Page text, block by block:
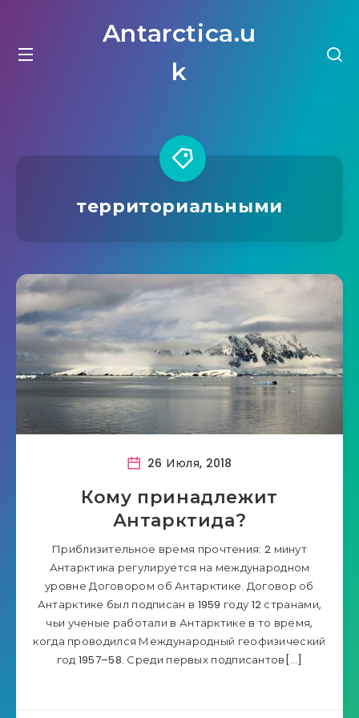
Antarctica.u
k
территориальными
26 Июля, 2018
Кому принадлежит
Антарктида?
Приблизительное время прочтения: 2 минут
Антарктика регулируется на международном
уровне Договором об Антарктике. Договор об
Антарктике был подписан в 1959 году 12 странами,
чьи ученые работали в Антарктике в то время,
когда проводился Международный геофизический
год 1957–58. Среди первых подписантов[…]